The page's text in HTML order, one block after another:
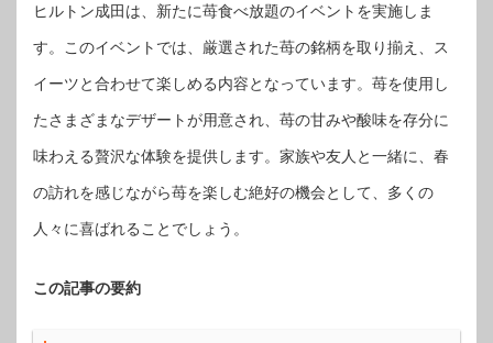
ヒルトン成田は、新たに苺食べ放題のイベントを実施しま
す。このイベントでは、厳選された苺の銘柄を取り揃え、ス
イーツと合わせて楽しめる内容となっています。苺を使用し
たさまざまなデザートが用意され、苺の甘みや酸味を存分に
味わえる贅沢な体験を提供します。家族や友人と一緒に、春
の訪れを感じながら苺を楽しむ絶好の機会として、多くの
人々に喜ばれることでしょう。
この記事の要約